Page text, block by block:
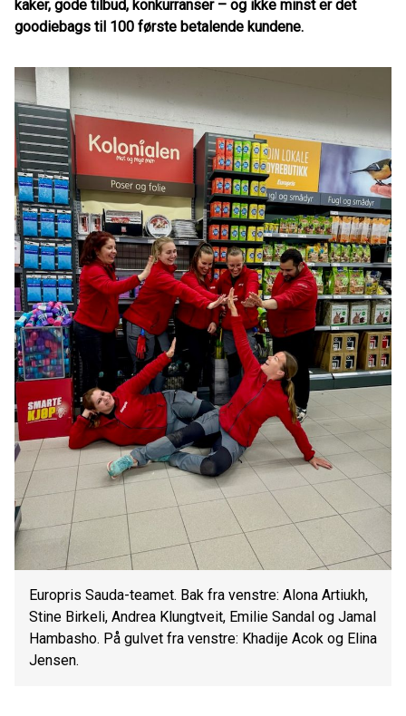
kaker, gode tilbud, konkurranser – og ikke minst er det
goodiebags til 100 første betalende kundene.
Europris Sauda-teamet. Bak fra venstre: Alona Artiukh,
Stine Birkeli, Andrea Klungtveit, Emilie Sandal og Jamal
Hambasho. På gulvet fra venstre: Khadije Acok og Elina
Jensen.